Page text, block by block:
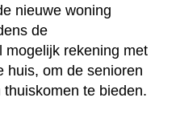
nieuwe woning
de
mogelijk rekening met
huis, om de senioren
te bieden.